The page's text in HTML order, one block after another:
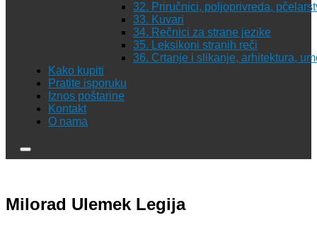
32. Priručnici, poljoprivreda,
33. Kuvari
34. Rečnici za strane jezike
35. Leksikoni stranih reči
36. Crtanje i slikanje, arhitektura,
Kako kupiti
Pratite isporuku
Iznos poštarine
Kontakt
O nama
Milorad Ulemek Legija